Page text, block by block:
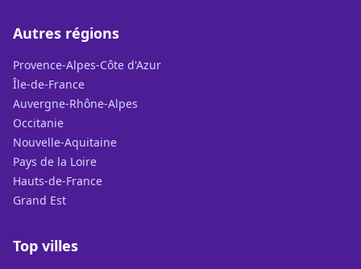
Autres régions
Provence-Alpes-Côte d'Azur
Île-de-France
Auvergne-Rhône-Alpes
Occitanie
Nouvelle-Aquitaine
Pays de la Loire
Hauts-de-France
Grand Est
Top villes